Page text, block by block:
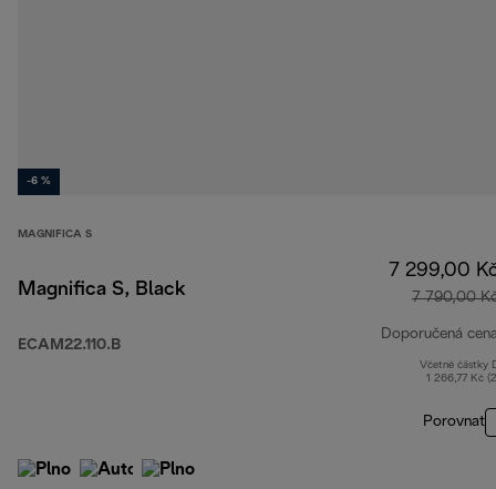
-6 %
MAGNIFICA S
Magnifica S, Black
ECAM22.110.B
7 299,00
7 790,00
Doporučená
Včetně částky
1 266,77 Kč
Porovnat